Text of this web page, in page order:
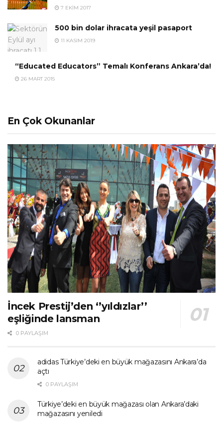
7 EKIM 2017
500 bin dolar ihracata yeşil pasaport
11 KASIM 2019
“Educated Educators” Temalı Konferans Ankara’da!
26 MART 2015
En Çok Okunanlar
İncek Prestij’den ‘’yıldızlar’’
eşliğinde lansman
0 PAYLAŞIM
adidas Türkiye’deki en büyük mağazasını Ankara’da
açtı
0 PAYLAŞIM
Türkiye’deki en büyük mağazası olan Ankara’daki
mağazasını yeniledi